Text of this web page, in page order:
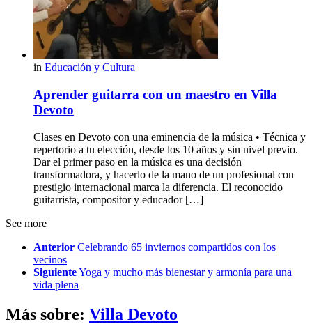
in Educación y Cultura
Aprender guitarra con un maestro en Villa
Devoto
Clases en Devoto con una eminencia de la música • Técnica y
repertorio a tu elección, desde los 10 años y sin nivel previo.
Dar el primer paso en la música es una decisión
transformadora, y hacerlo de la mano de un profesional con
prestigio internacional marca la diferencia. El reconocido
guitarrista, compositor y educador […]
See more
Anterior Celebrando 65 inviernos compartidos con los
vecinos
SiguienteYoga y mucho más bienestar y armonía para una
vida plena
Más sobre: Villa Devoto